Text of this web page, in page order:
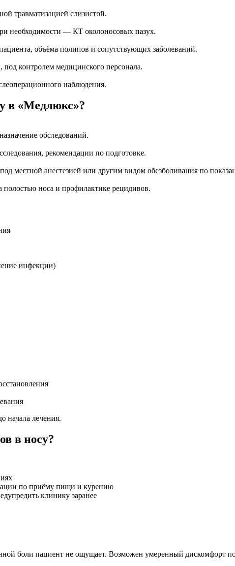
травматизацией слизистой.
необходимости — КТ околоносовых пазух.
объёма полипов и сопутствующих заболеваний.
контролем медицинского персонала.
наблюдения.
в «Медлюкс»?
обследований.
рекомендации по подготовке.
местной анестезией или другим видом обезболивания по
носа и профилактике рецидивов.
инфекции)
начала лечения.
в носу?
по приёму пищи и курению
клинику заранее
боли пациент не ощущает. Возможен умеренный дискомфорт